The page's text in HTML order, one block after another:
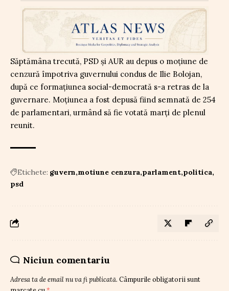
Săptămâna trecută, PSD și AUR au depus o moțiune de
cenzură împotriva guvernului condus de Ilie Bolojan,
după ce formațiunea social-democrată s-a retras de la
guvernare. Moțiunea a fost depusă fiind semnată de 254
de parlamentari, urmând să fie votată marți de plenul
reunit.
Etichete: guvern motiune cenzura parlament politica
psd
Niciun comentariu
Adresa ta de email nu va fi publicată. Câmpurile obligatorii sunt